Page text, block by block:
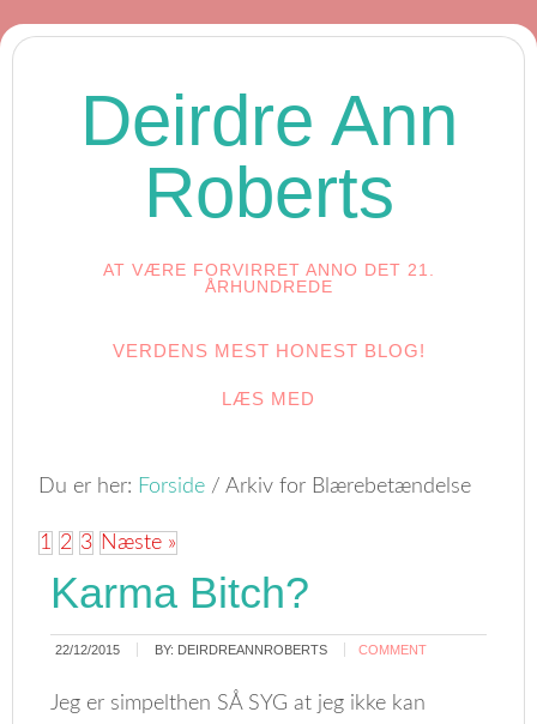
Deirdre Ann
Roberts
AT VÆRE FORVIRRET ANNO DET 21.
ÅRHUNDREDE
VERDENS MEST HONEST BLOG!
LÆS MED
Du er her: Forside / Arkiv for Blærebetændelse
1 2 3 Næste »
Karma Bitch?
22/12/2015 BY: DEIRDREANNROBERTS COMMENT
Jeg er simpelthen SÅ SYG at jeg ikke kan